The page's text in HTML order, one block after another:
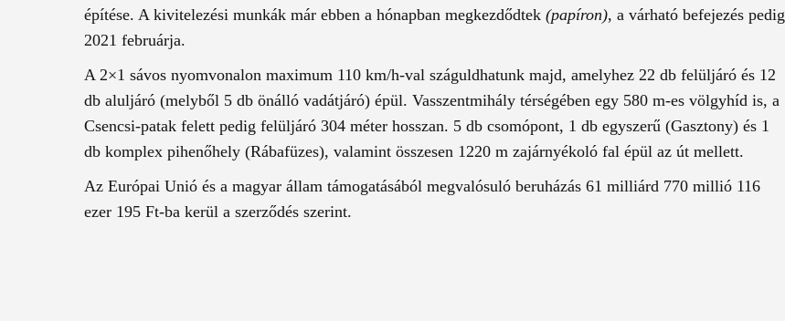
építése. A kivitelezési munkák már ebben a hónapban megkezdődtek (papíron), a várható befejezés pedig
2021 februárja.
A 2×1 sávos nyomvonalon maximum 110 km/h-val száguldhatunk majd, amelyhez 22 db felüljáró és 12
db aluljáró (melyből 5 db önálló vadátjáró) épül. Vasszentmihály térségében egy 580 m-es völgyhíd is, a
Csencsi-patak felett pedig felüljáró 304 méter hosszan. 5 db csomópont, 1 db egyszerű (Gasztony) és 1
db komplex pihenőhely (Rábafüzes), valamint összesen 1220 m zajárnyékoló fal épül az út mellett.
Az Európai Unió és a magyar állam támogatásából megvalósuló beruházás 61 milliárd 770 millió 116
ezer 195 Ft-ba kerül a szerződés szerint.